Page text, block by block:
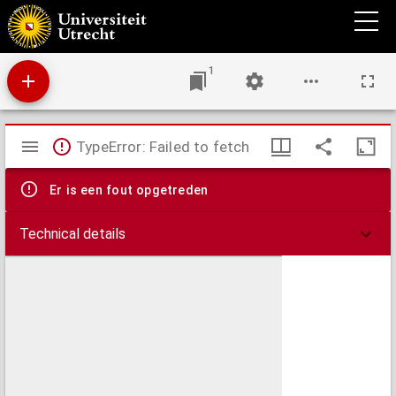
Aristotelis de somno et vigilia liber
1
Mirador
viewer
TypeError: Failed to fetch
Er is een fout opgetreden
Technical details